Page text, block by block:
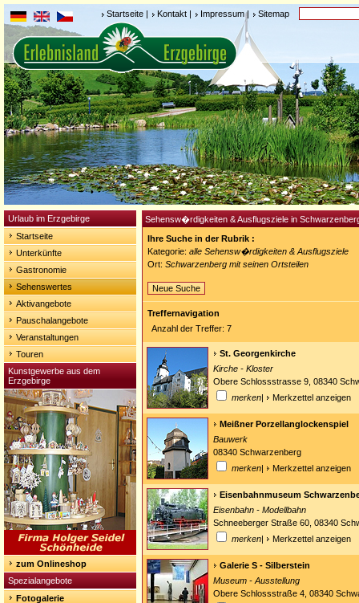
Startseite | Kontakt | Impressum| Sitemap
Urlaub im Erzgebirge
Startseite
Unterkünfte
Gastronomie
Sehenswertes
Aktivangebote
Pauschalangebote
Veranstaltungen
Touren
Kunstgewerbe aus dem
Erzgebirge
zum Onlineshop
Spezialangebote
Fotogalerie
Sehensw�rdigkeiten & Ausflugsziele in
Ihre Suche in der Rubrik :
Kategorie: alle Sehensw�rdigkeiten & Ausflugsziele
Ort: Schwarzenberg mit seinen Ortsteilen
Neue Suche
Treffernavigation
Anzahl der Treffer: 7
St. Georgenkirche
Kirche - Kloster
Obere Schlossstrasse 9, 08340
merken| Merkzettel anzeigen
Meißner Porzellanglockenspiel
Bauwerk
08340 Schwarzenberg
merken| Merkzettel anzeigen
Eisenbahnmuseum
Eisenbahn - Modellbahn
Schneeberger Straße 60, 08340
merken| Merkzettel anzeigen
Galerie S - Silberstein
Museum - Ausstellung
Obere Schlossstraße 4, 08340